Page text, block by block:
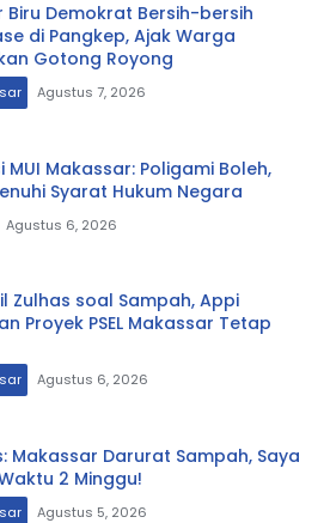
Biru Demokrat Bersih-bersih
di Pangkep, Ajak Warga
Gotong Royong
Agustus 7, 2026
MUI Makassar: Poligami Boleh,
Syarat Hukum Negara
Agustus 6, 2026
Zulhas soal Sampah, Appi
Proyek PSEL Makassar Tetap
Agustus 6, 2026
Makassar Darurat Sampah, Saya
2 Minggu!
Agustus 5, 2026